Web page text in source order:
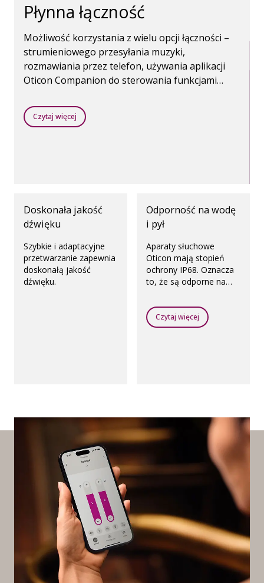
Płynna łączność
Możliwość korzystania z wielu opcji łączności –
strumieniowego przesyłania muzyki,
rozmawiania przez telefon, używania aplikacji
Oticon Companion do sterowania funkcjami
dzięki bezprzewodowej technice Bluetooth.
Czytaj więcej
Doskonała jakość
dźwięku
Szybkie i adaptacyjne
przetwarzanie zapewnia
doskonałą jakość
dźwięku.
Odporność na wodę
i pył
Aparaty słuchowe
Oticon mają stopień
ochrony IP68. Oznacza
to, że są odporne na
Czytaj więcej